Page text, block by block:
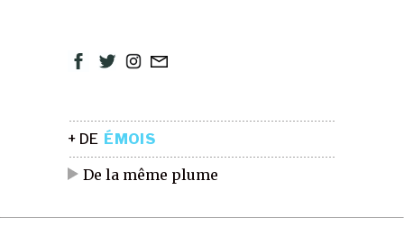
+ DE ÉMOIS
De la même plume